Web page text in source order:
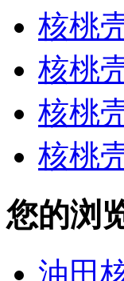
核桃
核桃
核桃
核桃
您的浏
油田